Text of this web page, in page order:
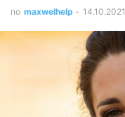
по maxwelhelp - 14.10.2021